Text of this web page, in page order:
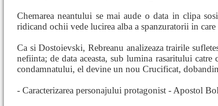
Chemarea neantului se mai aude o data in clipa
ridicand ochii vede lucirea alba a spanzuratorii in care
Ca si Dostoievski, Rebreanu analizeaza trairile
nefiinta; de data aceasta, sub lumina rasaritului catre
condamnatului, el devine un nou Crucificat,
- Caracterizarea personajului protagonist - Apostol